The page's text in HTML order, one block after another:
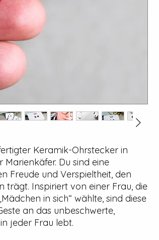
Keramik-Ohrstecker in
Du sind eine
Freude und Verspieltheit, den
trägt. Inspiriert von einer Frau, die
in sich“ wählte, sind diese
an das unbeschwerte,
jeder Frau lebt.